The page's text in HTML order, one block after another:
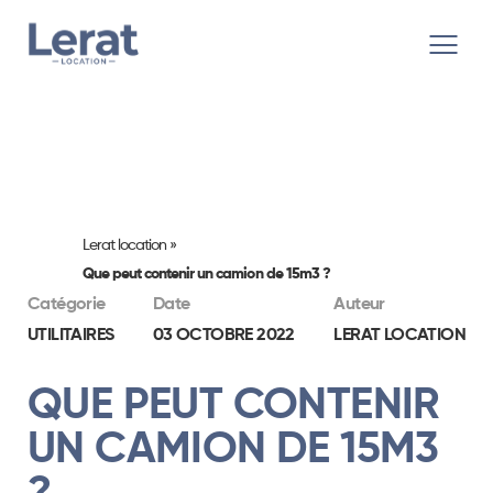
Lerat location»
Que peut contenir un camion de 15m3 ?
Catégorie
UTILITAIRES
Date
03 OCTOBRE 2022
Auteur
LERAT LOCATION
QUE PEUT CONTENIR
UN CAMION DE 15M3